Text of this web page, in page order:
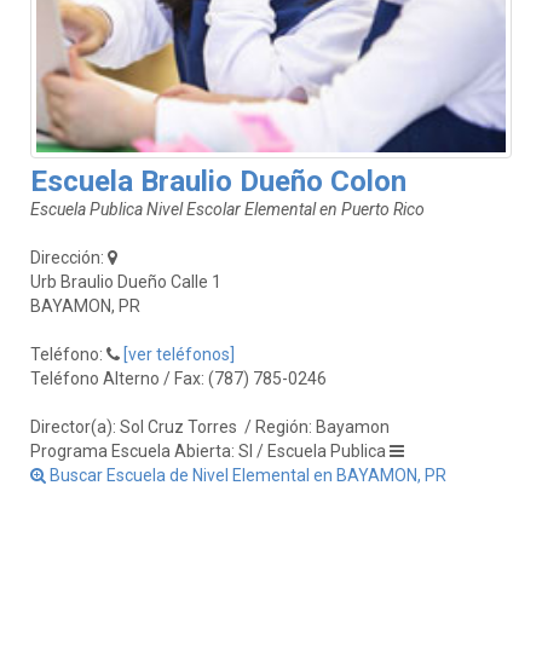
Escuela Braulio Dueño Colon
Escuela Publica Nivel Escolar Elemental en Puerto Rico
Dirección:
Urb Braulio Dueño Calle 1
BAYAMON, PR
Teléfono:
[ver teléfonos]
Teléfono Alterno / Fax: (787) 785-0246
Director(a): Sol Cruz Torres / Región: Bayamon
Programa Escuela Abierta: SI / Escuela Publica
Buscar Escuela de Nivel Elemental en BAYAMON, PR